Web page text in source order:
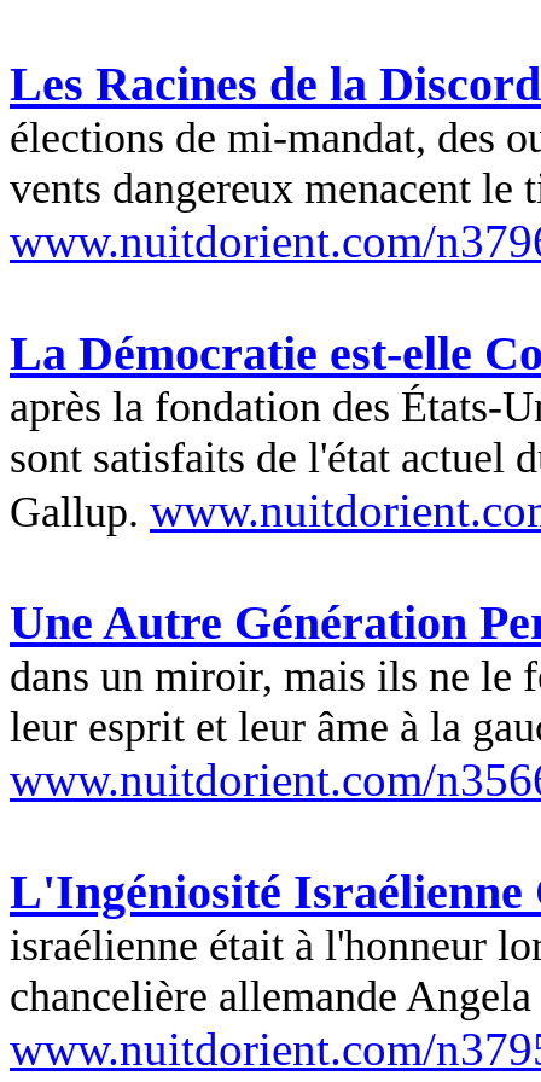
Les Racines de la
élections de mi-mandat, des
vents dangereux menacent le
www.nuitdorient.com/
La Démocratie est-elle
après la fondation des États-
sont satisfaits de l'état actuel
Gallup.
Une Autre Génération
dans un miroir, mais ils ne le
leur esprit et leur âme à la
www.nuitdorient.com/
L'Ingéniosité Israélienne
israélienne était à l'honneur
chancelière allemande Angela
www.nuitdorient.com/